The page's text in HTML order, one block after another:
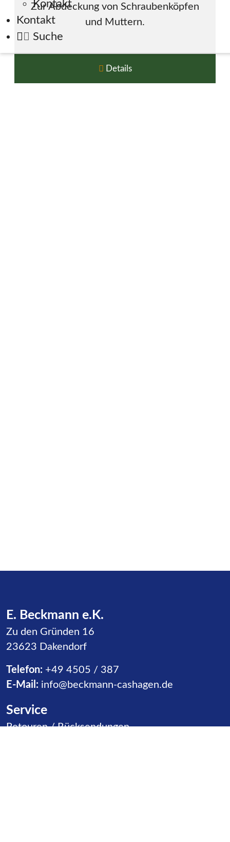
Kontakt
Kontakt
Suche
Zur Abdeckung von Schraubenköpfen
und Muttern.
Details
E. Beckmann e.K.
Zu den Gründen 16
23623 Dakendorf
Telefon: +49 4505 / 387
E-Mail: info@beckmann-cashagen.de
Service
Navigation überspringen
Retouren / Rücksendungen